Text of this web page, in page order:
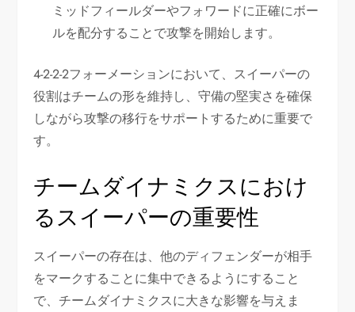
ミッドフィールダーやフォワードに正確にボー
ルを配分することで攻撃を開始します。
4-2-2-2フォーメーションにおいて、スイーパーの
役割はチームの形を維持し、守備の堅実さを確保
しながら攻撃の移行をサポートするために重要で
す。
チームダイナミクスにおけ
るスイーパーの重要性
スイーパーの存在は、他のディフェンダーが相手
をマークすることに集中できるようにすること
で、チームダイナミクスに大きな影響を与えま